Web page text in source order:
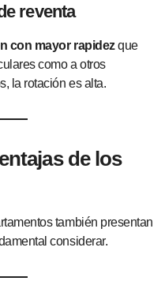
reventa
con mayor rapidezque
como a otros
la rotación es alta.
de los
también presentan
considerar.